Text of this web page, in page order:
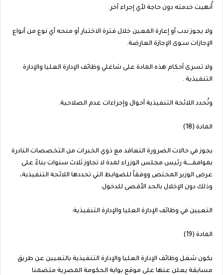
أُنهيت خدمته دون حاجة لأي إجراء آخر.
ولا يجوز ندب أو إعارة المعين خلال فترة الاختبار أو منحه أي نوع من أنواع
الإجازات سـوى الإجازة العارضة.
ولا تسرى أحكام هذه المادة على شاغلي وظائف الإدارة العليا والإدارة
التنفيذية .
وتُحدد اللائحة التنفيذية أحوال وإجراءات عدم الصلاحية.
المادة (18)
يجوز في حالات الضرورة التعاقد مع ذوي الخبرات من التخصصات النادرة
بموافقـــــة رئيس مجلس الوزراء لمدة لا تجاوز ثلاث سنوات بناءً على
عرض الوزير المختص ووفقاً للضوابط التي تحددها اللائحة التنفيذية،
وذلك دون الإخلال بالحد الأقصى للدخول.
التعيين في وظائف الإدارة العليا والإدارة التنفيذية:
المادة (19)
يكون شغل وظائف الإدارة العليا والإدارة التنفيذية بالتعيين عن طريق
مسابقة يعلن عنها على موقع بوابة الحكومة المصرية متضمنا